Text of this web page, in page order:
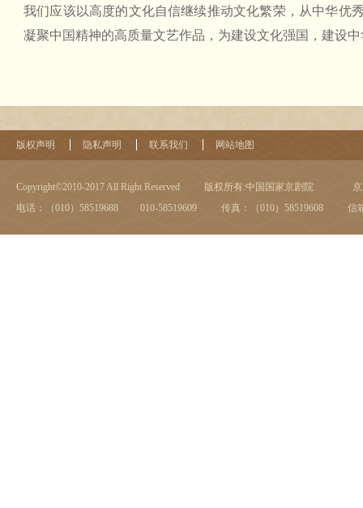
我们应该以高度的文化自信继续推动文化繁荣，从中华优
凝聚中国精神的高质量文艺作品，为建设文化强国，建设
版权声明 隐私声明 联系我们 网站地图
Copyright©2010-2017 All Right Reserved 版权所有:中国国家京剧院
电话：（010）58519688 010-58519609
传真：（010）58519608 信